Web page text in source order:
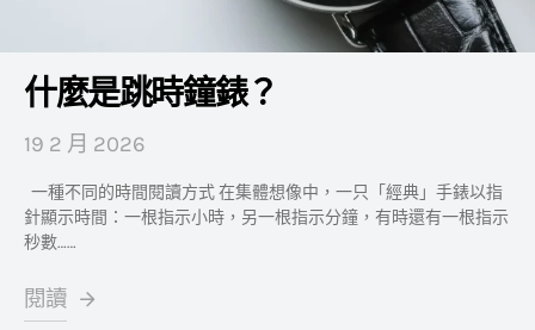
什麼是跳時鐘錶？
19 2 月 2026
一種不同的時間閱讀方式 在集體想像中，一只「經典」手錶以指
針顯示時間：一根指示小時，另一根指示分鐘，有時還有一根指示
秒數……
閱讀